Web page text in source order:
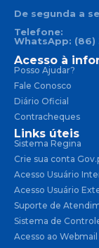
De segunda a
Telefone:
WhatsApp: (86)
Acesso à
Posso Ajudar?
Fale Conosco
Diário Oficial
Contracheques
Links úteis
Sistema Regina
Crie sua conta
Acesso Usuário
Acesso Usuário
Suporte de
Sistema de
Acesso ao